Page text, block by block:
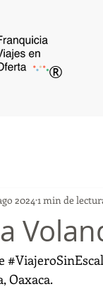
®
2024 1 min de
Oaxaca.